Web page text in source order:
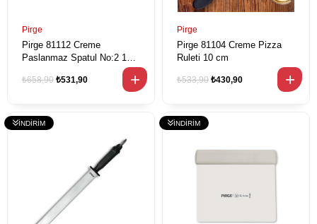
Pirge
Pirge 81112 Creme
Paslanmaz Spatul No:2 11,5
₺531,90
₺658,90
Pirge
Pirge 81104 Creme Pizza
Ruleti 10 cm
₺430,90
₺533,90